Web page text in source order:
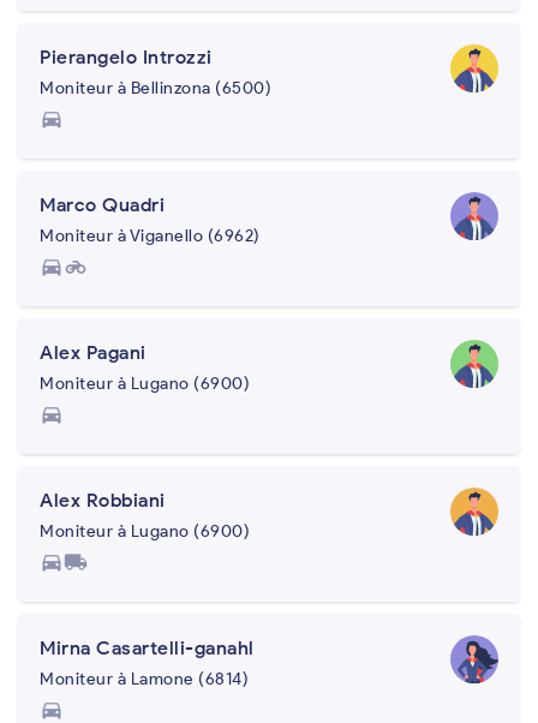
Pierangelo Introzzi
Moniteur à Bellinzona (6500)
directions_car
Marco Quadri
Moniteur à Viganello (6962)
directions_carmotorcycle
Alex Pagani
Moniteur à Lugano (6900)
directions_car
Alex Robbiani
Moniteur à Lugano (6900)
directions_carlocal_shipping
Mirna Casartelli-ganahl
Moniteur à Lamone (6814)
directions_car